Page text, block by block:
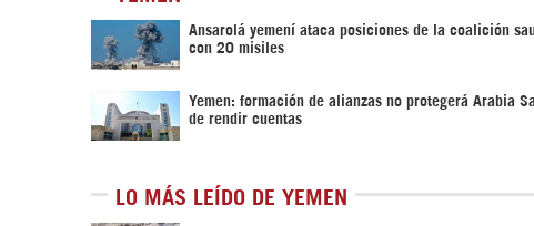
Ansarolá yemení ataca posiciones de la coalición
con 20 misiles
Yemen: formación de alianzas no protegerá Arabia
de rendir cuentas
LO MÁS LEÍDO DE YEMEN